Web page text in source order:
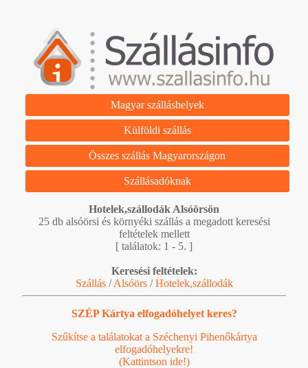
Magyar szálláshelyek
Külföldi szállás
Összes szállás Magyarországon
Szállásadóknak
Hotelek,szállodák Alsóörsön
25 db alsóörsi és környéki szállás a megadott keresési
feltételek mellett
[ találatok: 1 - 5. ]
Keresési feltételek:
Szállás/Alsóörs/Hotelek,szállodák
SZÉP Kártya elfogadóhelyet keres?
Szűkítse a találatokat a Széchenyi Pihenőkártya
elfogadóhelyekre!
(Kattintson ide!)